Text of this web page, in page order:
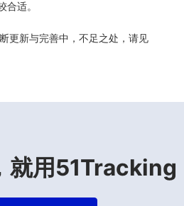
适。
更新与完善中，不足之处，请见
就用51Tracking